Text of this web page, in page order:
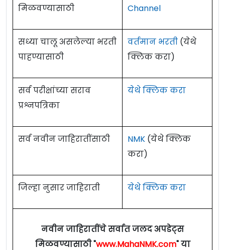
मिळवण्यासाठी
Channel
सध्या चालू असलेल्या भरती
पाहण्यासाठी
वर्तमान भरती (येथे
क्लिक करा)
सर्व परीक्षांच्या सराव
प्रश्नपत्रिका
येथे क्लिक करा
सर्व नवीन जाहिरातींसाठी NMK (येथे क्लिक
करा)
जिल्हा नुसार जाहिराती येथे क्लिक करा
नवीन जाहिरातींचे सर्वात जलद अपडेट्स
मिळवण्यासाठी "www.MahaNMK.com" या